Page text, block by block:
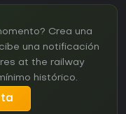
Crea una
una notificación
at the railway
histórico.